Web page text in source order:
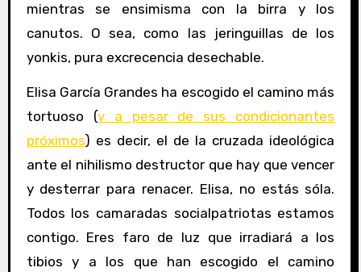
mientras se ensimisma con la birra y los
canutos. O sea, como las jeringuillas de los
yonkis, pura excrecencia desechable.
Elisa García Grandes ha escogido el camino más
tortuoso (y a pesar de sus condicionantes
próximos) es decir, el de la cruzada ideológica
ante el nihilismo destructor que hay que vencer
y desterrar para renacer. Elisa, no estás sóla.
Todos los camaradas socialpatriotas estamos
contigo. Eres faro de luz que irradiará a los
tibios y a los que han escogido el camino